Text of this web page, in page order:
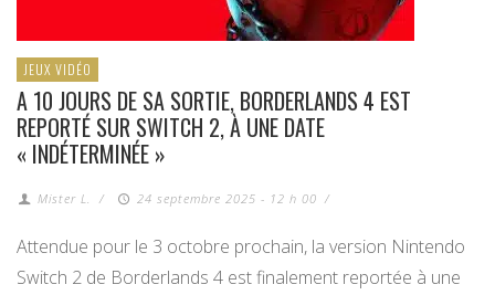
JEUX VIDÉO
A 10 JOURS DE SA SORTIE, BORDERLANDS 4 EST
REPORTÉ SUR SWITCH 2, À UNE DATE
« INDÉTERMINÉE »
Mister L. / 24 septembre 2025 - 12 h 00 /
Attendue pour le 3 octobre prochain, la version Nintendo
Switch 2 de Borderlands 4 est finalement reportée à une